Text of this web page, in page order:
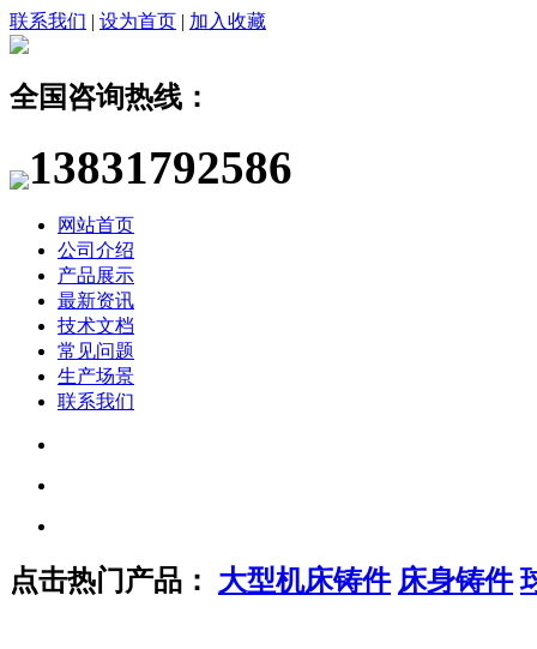
联系我们 | 设为首页 | 加入收藏
全国咨询热线：
13831792586
网站首页
公司介绍
产品展示
最新资讯
技术文档
常见问题
生产场景
联系我们
点击热门产品： 大型机床铸件 床身铸件